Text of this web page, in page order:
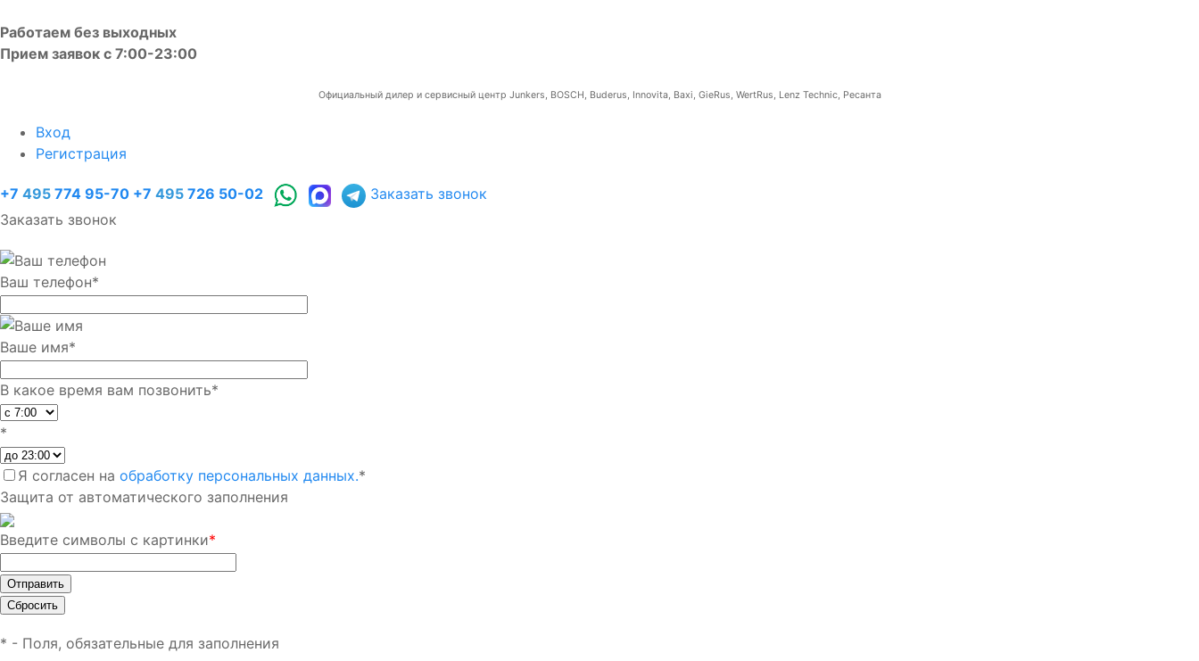
Работаем без выходных
Прием заявок с 7:00-23:00
Официальный дилер и сервисный центр Junkers, BOSCH, Buderus, Innovita, Baxi, GieRus, WertRus, Lenz Technic, Ресанта
Вход
Регистрация
+7 495 774 95-70 +7 495 726 50-02
Заказать звонок
Заказать звонок
Ваш телефон*
Ваше имя*
В какое время вам позвонить*
*
Я согласен на обработку персональных данных.*
Защита от автоматического заполнения
Введите символы с картинки*
* - Поля, обязательные для заполнения